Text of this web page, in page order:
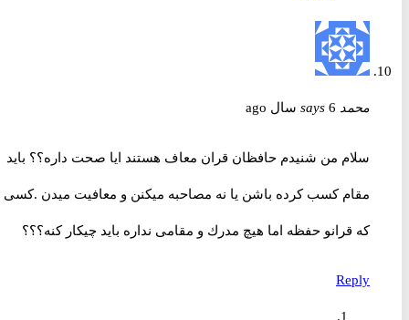
محمد says 6 سال ago
سلام من شنيدم حافظان قران معاف هستند ايا صحت داره؟؟ بايد
مقام كسب كرده باشن يا نه مصاحبه ميكنن و معافيت ميدن .كسى
كه قرانو حفظه اما هيچ مدرك و مقامى نداره بايد چيكار كنه؟؟؟
Reply